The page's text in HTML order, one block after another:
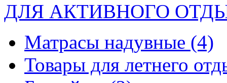
ДЛЯ АКТИВНОГО
Матрасы надувные (4)
Товары для летнего